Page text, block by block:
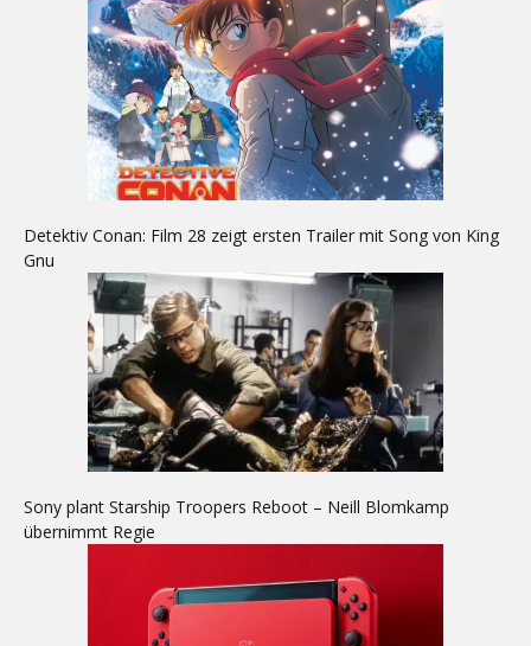
Detektiv Conan: Film 28 zeigt ersten Trailer mit Song von King
Gnu
Sony plant Starship Troopers Reboot – Neill Blomkamp
übernimmt Regie